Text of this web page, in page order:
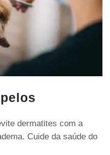
dermatites com a
Cuide da saúde do